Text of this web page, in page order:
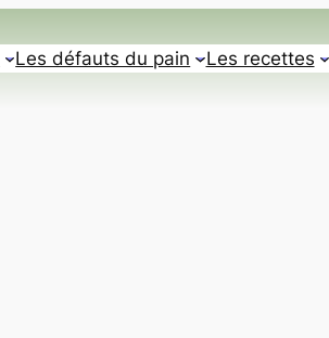
Les défauts du pain Les recettes